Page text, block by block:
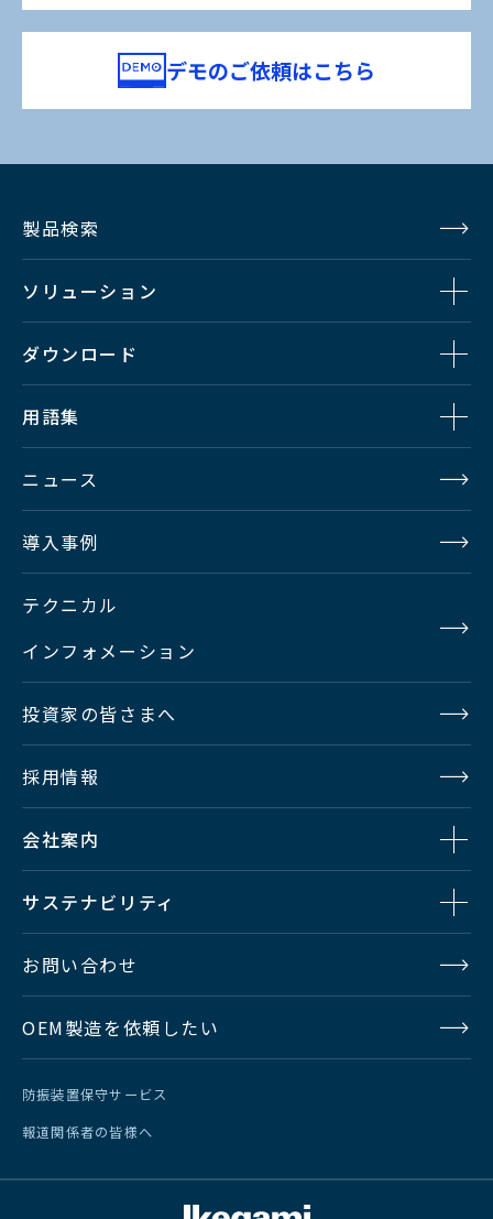
デモのご依頼はこちら
製品検索
ソリューション
ダウンロード
用語集
ニュース
導入事例
テクニカル
インフォメーション
投資家の皆さまへ
採用情報
会社案内
サステナビリティ
お問い合わせ
OEM製造を依頼したい
防振装置保守サービス
報道関係者の皆様へ